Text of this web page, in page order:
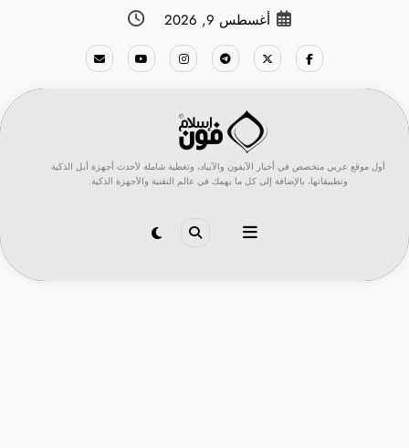
أغسطس 9, 2026
أول موقع عربي متخصص في أخبار الآيفون والآيباد، وتغطية شاملة لأحدث أجهزة أبل الذكية
وتطبيقاتها، بالإضافة إلى كل ما يهمك في عالم التقنية والأجهزة الذكية.